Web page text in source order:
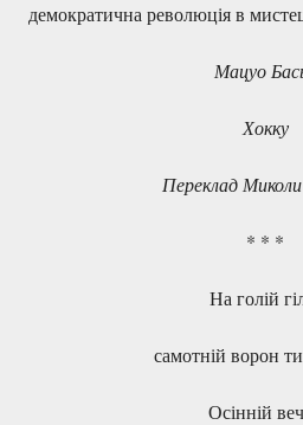
демократична революція в
Мацуо
Хокку
Переклад
* * *
На голій
самотній ворон
Осінній